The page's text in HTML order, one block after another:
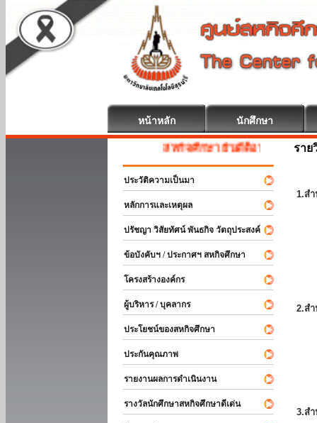
หน้าหลัก นักศึกษา
สหกิจศึกษา ยินดีต้อนรับ
ประวัติความเป็นมา
หลักการและเหตุผล
ปรัชญา วิสัยทัศน์ พันธกิจ วัตถุประสงค์
ข้อบังคับฯ / ประกาศฯ สหกิจศึกษา
โครงสร้างองค์กร
ผู้บริหาร / บุคลากร
ประโยชน์ของสหกิจศึกษา
ประกันคุณภาพ
รายงานผลการดำเนินงาน
รางวัลนักศึกษาสหกิจศึกษาดีเด่น
ราย
1.ส
2.ส
3.ส